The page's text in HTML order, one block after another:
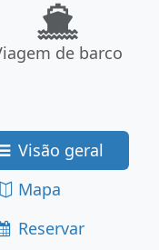
de barco
Visão geral
Mapa
Reservar